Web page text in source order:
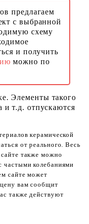
предлагаем
с выбранной
схему
и получить
можно по
Элементы такого
и т.д. отпускаются
керамической
от реального. Весь
также можно
частыми колебаниями
сайте может
вам сообщит
также действуют